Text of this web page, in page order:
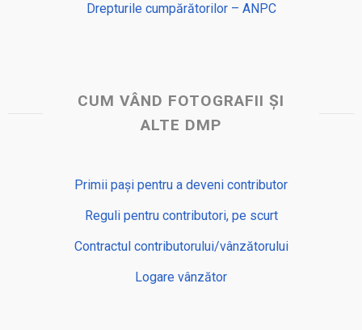
Drepturile cumpărătorilor – ANPC
CUM VÂND FOTOGRAFII ȘI
ALTE DMP
Primii pași pentru a deveni contributor
Reguli pentru contributori, pe scurt
Contractul contributorului/vânzătorului
Logare vânzător